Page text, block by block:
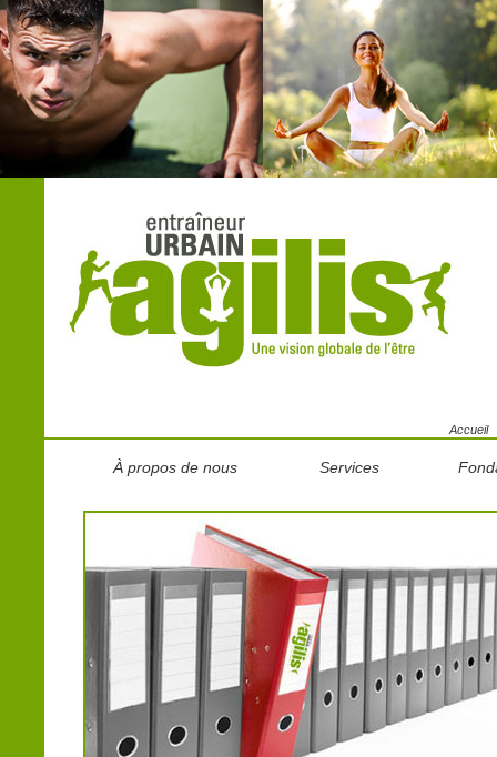
Accueil
À propos de nous Services